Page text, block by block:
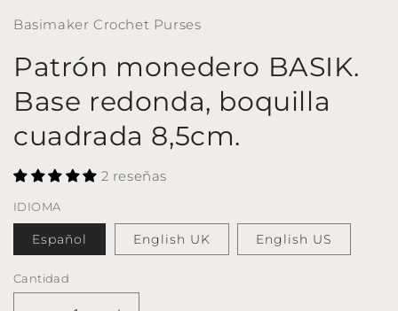
ventana
Basimaker Crochet Purses
Patrón monedero BASIK.
Base redonda, boquilla
cuadrada 8,5cm.
2 reseñas
IDIOMA
Español English UK English US
Cantidad